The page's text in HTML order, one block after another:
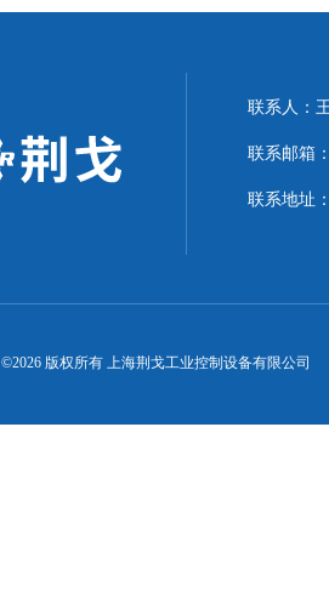
联系人：
联系邮箱
联系地址
©2026 版权所有 上海荆戈工业控制设备有限公司